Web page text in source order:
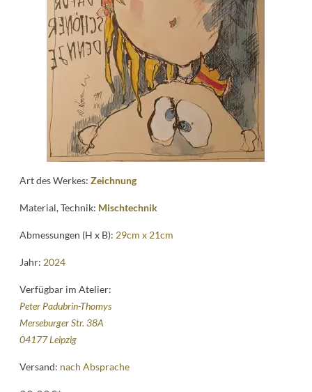
News
Kontakt
Art des Werkes:Zeichnung
Material, Technik: Mischtechnik
Abmessungen (H x B): 29cm x 21cm
Jahr: 2024
Verfügbar im Atelier:
Peter Padubrin-Thomys
Merseburger Str. 38A
04177 Leipzig
Versand: nach Absprache